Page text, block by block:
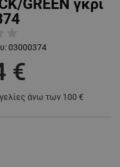
GREEN γκρι
03000374
€
άνω των 100 €